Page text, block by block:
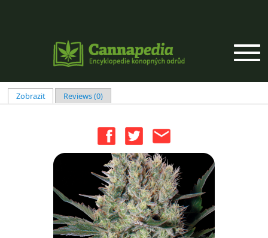
Hlavní záložky
Zobrazit(aktivní záložka)
Reviews (0)